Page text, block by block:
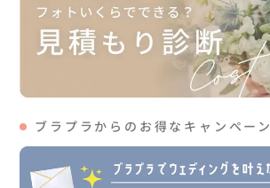
ブラプラからのお得なキャンペーン